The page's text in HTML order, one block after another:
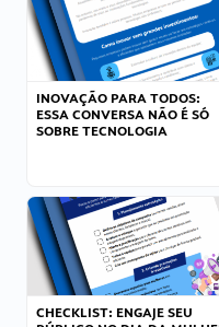
INOVAÇÃO PARA TODOS:
ESSA CONVERSA NÃO É SÓ
SOBRE TECNOLOGIA
CHECKLIST: ENGAJE SEU